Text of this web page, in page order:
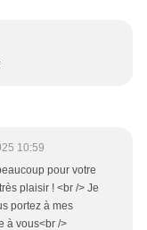
10:59
pour votre
plaisir ! <br /> Je
portez à mes
à vous<br />